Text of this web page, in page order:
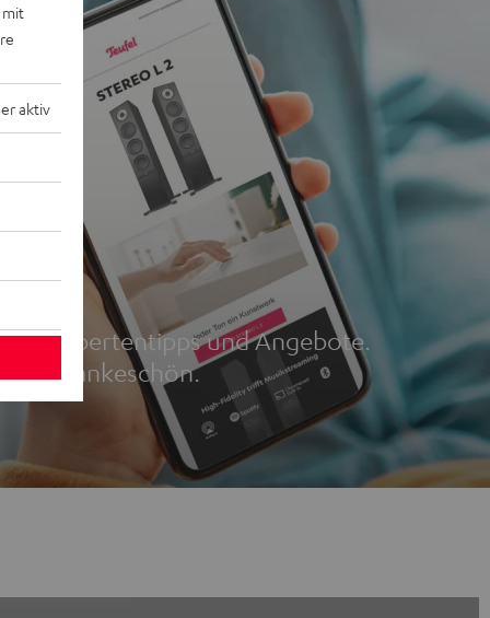
Expertentipps und Angebote.
als Dankeschön.
mit
aktiv